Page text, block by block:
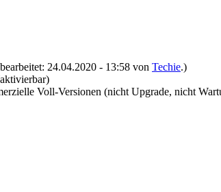
24.04.2020 - 13:58 von Techie.)
Voll-Versionen (nicht Upgrade, nicht